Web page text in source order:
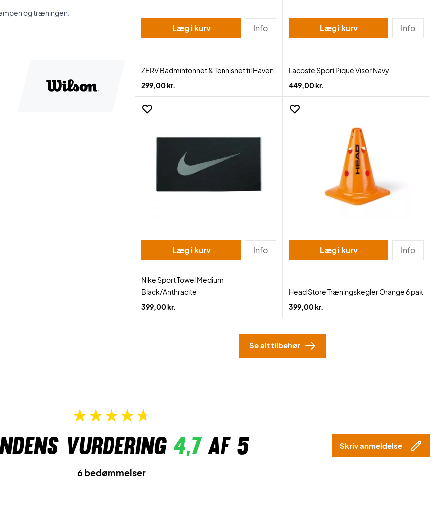
og træningen.
Læg i kurv Info
ZERV Badmintonnet & Tennisnet til Haven
299,00 kr.
Læg i kurv Info
Lacoste Sport Piqué Visor Navy
449,00 kr.
Læg i kurv Info
Nike Sport Towel Medium
Black/Anthracite
399,00 kr.
Læg i kurv Info
Head Store Træningskegler Orange 6 pak
399,00 kr.
Se alt tilbehør
vurdering 4,7af 5 Skriv anmeldelse
6 bedømmelser